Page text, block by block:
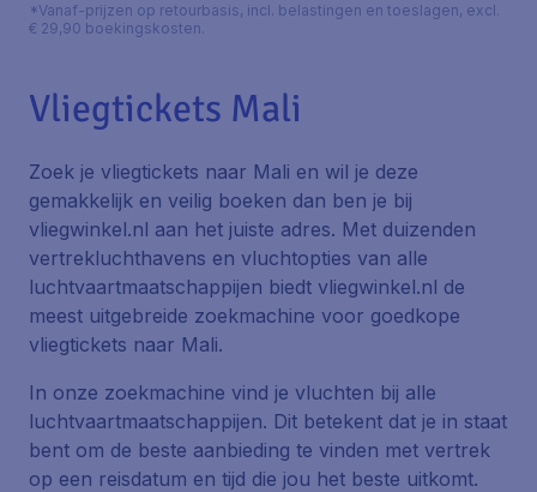
*Vanaf-prijzen op retourbasis, incl. belastingen en toeslagen, excl.
€ 29,90 boekingskosten.
Vliegtickets Mali
Zoek je vliegtickets naar Mali en wil je deze
gemakkelijk en veilig boeken dan ben je bij
vliegwinkel.nl aan het juiste adres. Met duizenden
vertrekluchthavens en vluchtopties van alle
luchtvaartmaatschappijen biedt vliegwinkel.nl de
meest uitgebreide zoekmachine voor goedkope
vliegtickets naar Mali.
In onze zoekmachine vind je vluchten bij alle
luchtvaartmaatschappijen. Dit betekent dat je in staat
bent om de beste aanbieding te vinden met vertrek
op een reisdatum en tijd die jou het beste uitkomt.